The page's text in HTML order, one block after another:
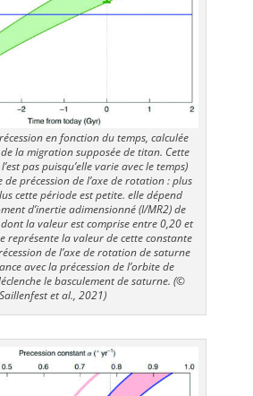
en fonction du temps, calculée
la migration supposée de titan. Cette
pas puisqu’elle varie avec le temps)
précession de l’axe de rotation : plus
cette période est petite. elle dépend
d’inertie adimensionné (I/MR2) de
la valeur est comprise entre 0,20 et
représente la valeur de cette constante
de l’axe de rotation de saturne
avec la précession de l’orbite de
le basculement de saturne. (©
Saillenfest et al., 2021)